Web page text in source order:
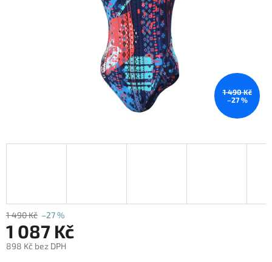
1 490 Kč
–27 %
1 490 Kč –27 %
1 087 Kč
898 Kč bez DPH